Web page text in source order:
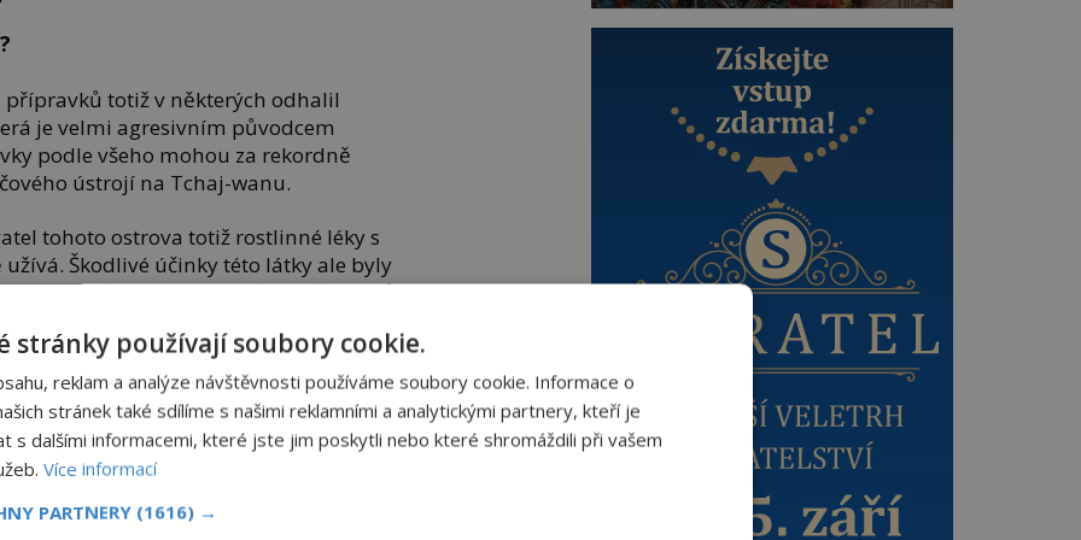
přípravků totiž v některých odhalil
je velmi agresivním původcem
podle všeho mohou za rekordně
ústrojí na Tchaj-wanu.
tohoto ostrova totiž rostlinné léky s
Škodlivé účinky této látky ale byly
století. Ovšem mnoho dalších přípravků
medicíně podařilo i v moderní době
přípravky. Asi nejdůležitější je
pomáhá léčit malárii, na kterou
stránky používají soubory cookie.
reklam a analýze návštěvnosti používáme soubory cookie. Informace o
stránek také sdílíme s našimi reklamními a analytickými partnery, kteří je
s dalšími informacemi, které jste jim poskytli nebo které shromáždili při vašem
Více informací
PARTNERY (1616) →